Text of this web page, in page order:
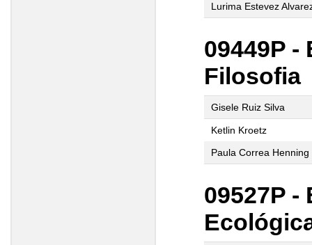
Lurima Estevez
09449P -
Filosofia
Gisele Ruiz Silva
Ketlin Kroetz
Paula Correa Henning
09527P